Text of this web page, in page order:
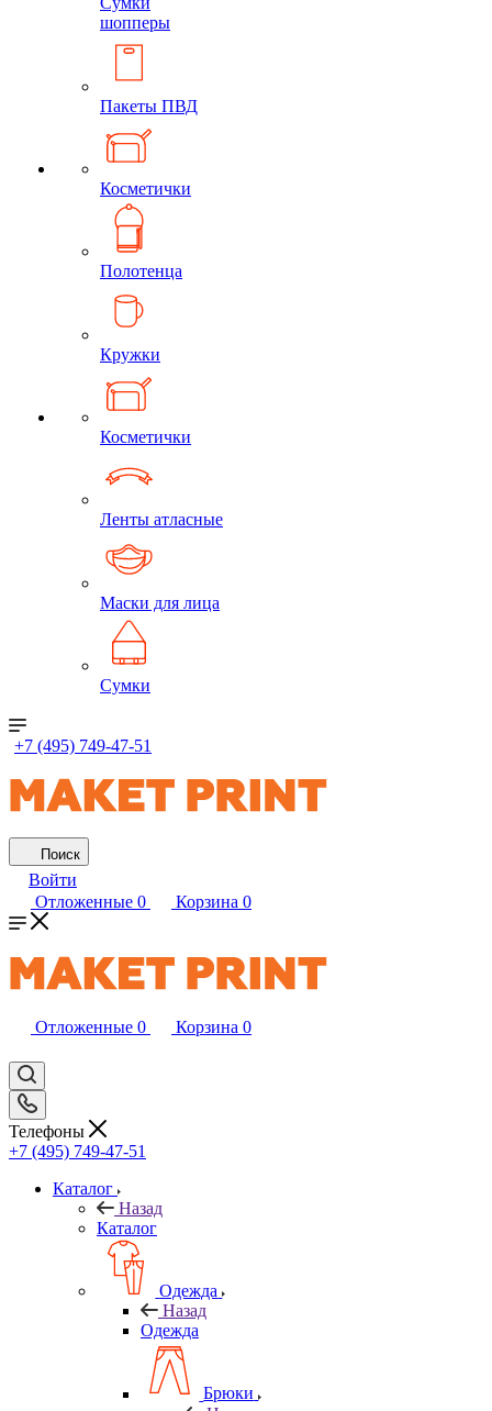
шопперы
Пакеты ПВД
Косметички
Полотенца
Кружки
Косметички
Ленты атласные
Маски для лица
Сумки
+7 (495) 749-47-51
Поиск
Войти
Отложенные 0 Корзина 0
Отложенные 0 Корзина 0
Телефоны
+7 (495) 749-47-51
Каталог
Назад
Каталог
Одежда
Назад
Одежда
Брюки